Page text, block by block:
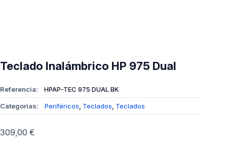
Teclado Inalámbrico HP 975 Dual
Referencia: HPAP-TEC 975 DUAL BK
Categorías: Periféricos, Teclados, Teclados
309,00 €